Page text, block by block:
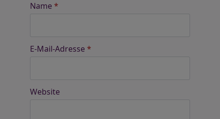
Name *
E-Mail-Adresse *
Website